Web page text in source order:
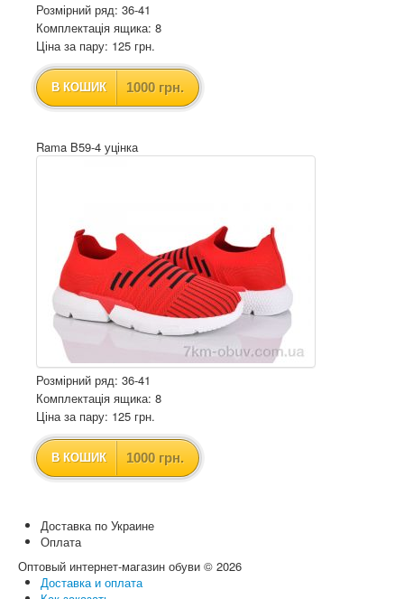
Розмірний ряд: 36-41
Комплектація ящика: 8
Ціна за пару: 125 грн.
В КОШИК 1000 грн.
Rama B59-4 уцінка
Розмірний ряд: 36-41
Комплектація ящика: 8
Ціна за пару: 125 грн.
В КОШИК 1000 грн.
Доставка по Украине
Оплата
Оптовый интернет-магазин обуви © 2026
Доставка и оплата